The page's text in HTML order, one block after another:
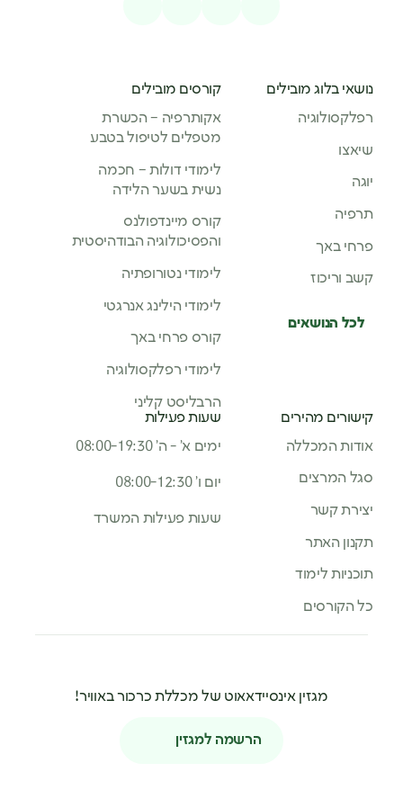
נושאי בלוג מובילים
רפלקסולוגיה
שיאצו
יוגה
תרפיה
פרחי באך
קשב וריכוז
לכל הנושאים
קורסים מובילים
אקותרפיה – הכשרת
מטפלים לטיפול בטבע
לימודי דולות – חכמה
נשית בשער הלידה
קורס מיינדפולנס
והפסיכולוגיה הבודהיסטית
לימודי נטורופתיה
לימודי הילינג אנרגטי
קורס פרחי באך
לימודי רפלקסולוגיה
הרבליסט קליני
קישורים מהירים
אודות המכללה
סגל המרצים
יצירת קשר
תקנון האתר
תוכניות לימוד
כל הקורסים
שעות פעילות
ימים א’ - ה’ 08:00-19:30
יום ו’ 08:00-12:30
שעות פעילות המשרד
מגזין אינסיידאאוט של מכללת כרכור באוויר!
הרשמה למגזין